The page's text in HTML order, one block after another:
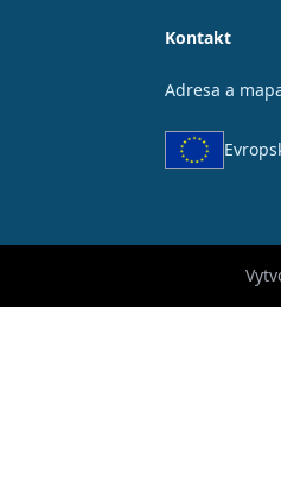
Kontakt
Adresa a